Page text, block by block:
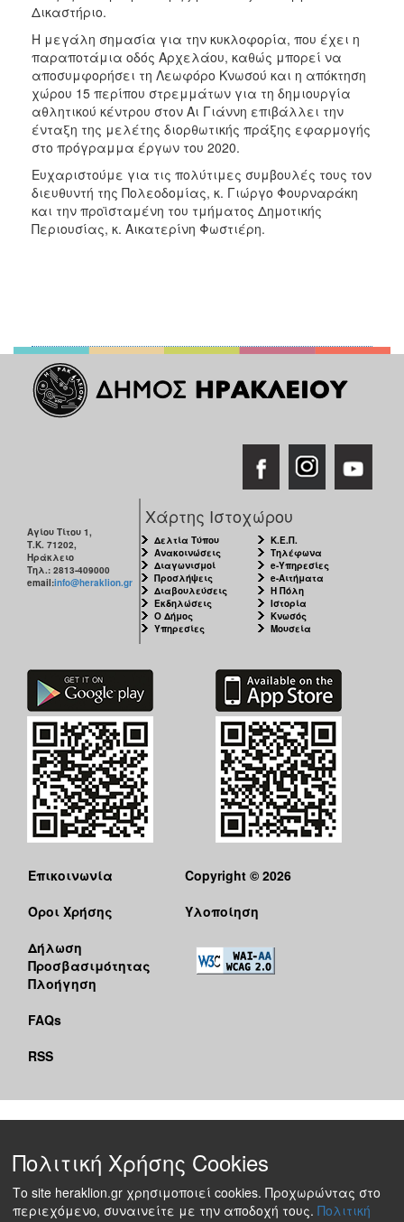
Δικαστήριο.
Η μεγάλη σημασία για την κυκλοφορία, που έχει η
παραποτάμια οδός Αρχελάου, καθώς μπορεί να
αποσυμφορήσει τη Λεωφόρο Κνωσού και η απόκτηση
χώρου 15 περίπου στρεμμάτων για τη δημιουργία
αθλητικού κέντρου στον Αι Γιάννη επιβάλλει την
ένταξη της μελέτης διορθωτικής πράξης εφαρμογής
στο πρόγραμμα έργων του 2020.
Ευχαριστούμε για τις πολύτιμες συμβουλές τους τον
διευθυντή της Πολεοδομίας, κ. Γιώργο Φουρναράκη
και την προϊσταμένη του τμήματος Δημοτικής
Περιουσίας, κ. Αικατερίνη Φωστιέρη.
Αγίου Τίτου 1,
Τ.Κ. 71202,
Ηράκλειο
Τηλ.: 2813-409000
email:info@heraklion.gr
Χάρτης Ιστοχώρου
Δελτία Τύπου
Ανακοινώσεις
Διαγωνισμοί
Προσλήψεις
Διαβουλεύσεις
Εκδηλώσεις
Ο Δήμος
Υπηρεσίες
Κ.Ε.Π.
Τηλέφωνα
e-Υπηρεσίες
e-Αιτήματα
Η Πόλη
Ιστορία
Κνωσός
Μουσεία
Επικοινωνία
Όροι Χρήσης
Δήλωση
Προσβασιμότητας
Πλοήγηση
FAQs
RSS
Copyright © 2026
Υλοποίηση
Πολιτική Χρήσης Cookies
Το site heraklion.gr χρησιμοποιεί cookies. Προχωρώντας στο
περιεχόμενο, συναινείτε με την αποδοχή τους. Πολιτική